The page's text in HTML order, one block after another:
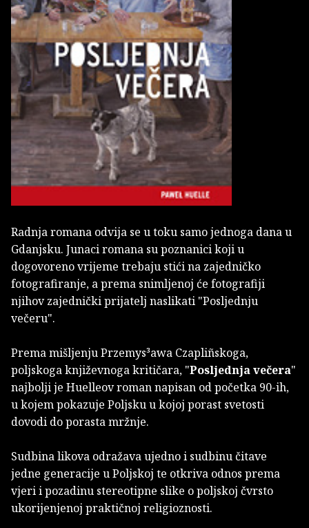
Radnja romana odvija se u toku samo jednoga dana u
Gdanjsku. Junaci romana su poznanici koji u
dogovoreno vrijeme trebaju stići na zajedničko
fotografiranje, a prema snimljenoj će fotografiji
njihov zajednički prijatelj naslikati "Posljednju
večeru".
Prema mišljenju Przemys³awa Czapliñskoga,
poljskoga književnoga kritičara, "Posljednja večera"
najbolji je Huelleov roman napisan od početka 90-ih,
u kojem pokazuje Poljsku u kojoj porast svetosti
dovodi do porasta mržnje.
Sudbina likova odražava ujedno i sudbinu čitave
jedne generacije u Poljskoj te otkriva odnos prema
vjeri i pozadinu stereotipne slike o poljskoj čvrsto
ukorijenjenoj praktičnoj religioznosti.